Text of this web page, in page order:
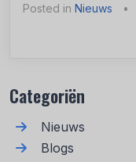
Posted in Nieuws •
Categoriën
Nieuws
Blogs